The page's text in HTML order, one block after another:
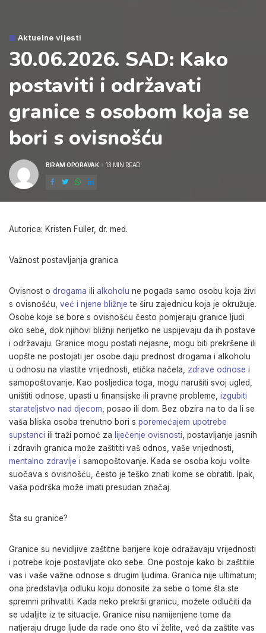
Aktuelne vijesti
30.06.2026. SAD: Kako
postaviti i održavati
granice s osobom koja se
bori s ovisnošću
POSTED
BIRAM OPORAVAK 13 MIN READ
Autorica: Kristen Fuller, dr. med.
Važnost postavljanja granica
Ovisnost o drogama ili alkoholu ne pogađa samo osobu koja živi
s ovisnošću, već i njene bližnje te širu zajednicu koja je okružuje.
Osobe koje se bore s ovisnošću često pomjeraju granice ljudi
oko sebe, dok njihovi bližnji nerijetko ne uspijevaju da ih postave
i održavaju. Granice mogu postati nejasne, mogu biti prekršene ili
uopšte ne postojati jer osobe daju prednost drogama i alkoholu
u odnosu na vlastite vrijednosti, etička načela, zdrave odnose i
samopoštovanje. Kao posljedica toga, mogu narušiti svoj ugled,
uništiti odnose, upasti u finansijske ili pravne probleme, izgubiti
starateljstvo nad djecom , posao ili dom. Bez obzira na to da li se
vaša bliska osoba trenutno bori s poremećajem upotrebe
supstanci ili traži pomoć za liječenje ovisnosti , postavljanje jasnih
i zdravih granica može zaštititi vaš odnos, vaše vrijednosti,
mentalno zdravlje i samopoštovanje. Kada se osoba koju volite
suočava s ovisnošću, često je teško znati kome se obratiti. Ipak,
vaša podrška može imati presudan značaj.
Šta su granice?
Granice su nevidljive zaštitne barijere koje odražavaju vrijednosti
i potrebe koje postavljate oko sebe. One postoje kako bi zaštitile
vas i vaše važne odnose s drugim ljudima. Granica nije ultimatum;
ona predstavlja odluku koju donosite za sebe o tome šta ste
spremni prihvatiti. Kada neko prekrši granicu, možete odlučiti da
se udaljite iz te situacije. Granice nisu namijenjene tome da
natjeraju druge ljude da rade ono što vi želite, već da zaštite vas